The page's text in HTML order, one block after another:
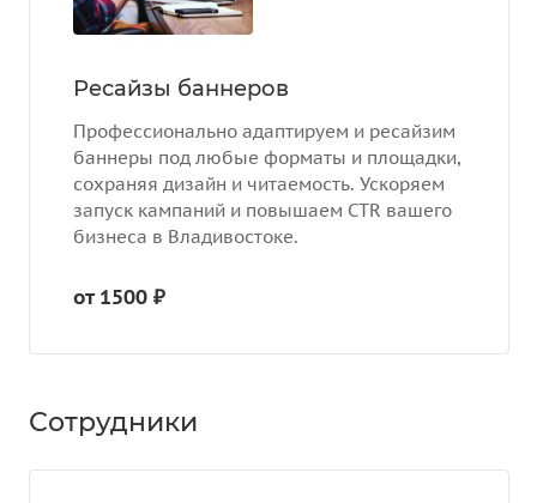
Ресайзы баннеров
Профессионально адаптируем и ресайзим
баннеры под любые форматы и площадки,
сохраняя дизайн и читаемость. Ускоряем
запуск кампаний и повышаем CTR вашего
бизнеса в Владивостоке.
от 1500 ₽
Сотрудники